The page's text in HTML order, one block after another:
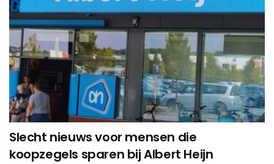
Slecht nieuws voor mensen die
koopzegels sparen bij Albert Heijn